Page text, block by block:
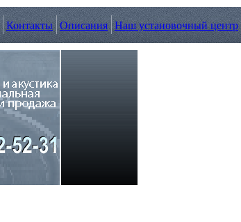
Контакты Описания Наш установочный центр